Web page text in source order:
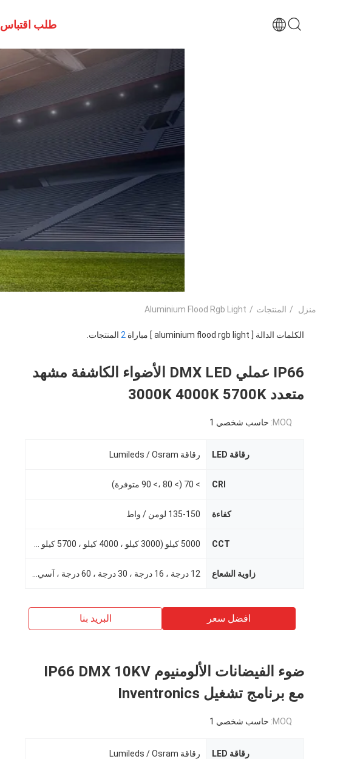
طلب اقتباس
منزل / المنتجات /
Aluminium Flood Rgb Light
الكلمات الدالة [ aluminium flood rgb light ] مباراة 2 المنتجات.
IP66 عملي DMX LED الأضواء الكاشفة مشهد
متعدد 3000K 4000K 5700K
MOQ: حاسب شخصي 1
رقاقة LED رقاقة Lumileds / Osram
CRI > 70 (> 80 ،> 90 متوفرة)
كفاءة 135-150 لومن / واط
CCT
زاوية الشعاع
افضل سعر البريد بنا
ضوء الفيضانات الألومنيوم IP66 DMX 10KV
مع برنامج تشغيل Inventronics
MOQ: حاسب شخصي 1
رقاقة LED رقاقة Lumileds / Osram